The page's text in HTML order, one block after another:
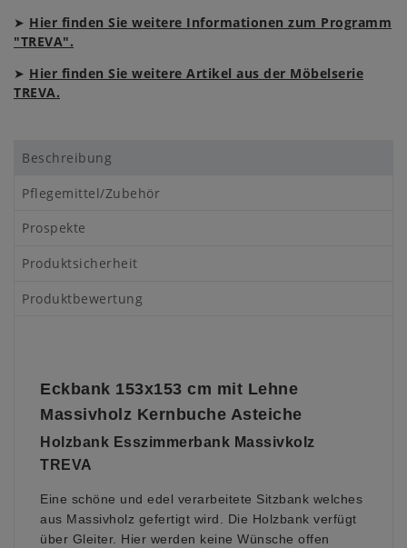
➤ Hier finden Sie weitere Informationen zum Programm
"TREVA".
➤ Hier finden Sie weitere Artikel aus der Möbelserie
TREVA.
Beschreibung
Pflegemittel/Zubehör
Prospekte
Produktsicherheit
Produktbewertung
Eckbank 153x153 cm mit Lehne
Massivholz Kernbuche Asteiche
Holzbank Esszimmerbank Massivkolz
TREVA
Eine schöne und edel verarbeitete Sitzbank welches
aus Massivholz gefertigt wird. Die Holzbank verfügt
über Gleiter. Hier werden keine Wünsche offen